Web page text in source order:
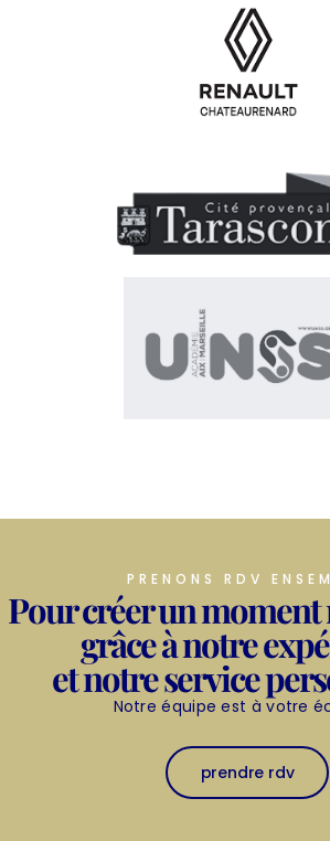
PRENONS RDV
Pour créer un
grâce à notre
et notre service
Notre équipe est à votre
prendre rdv